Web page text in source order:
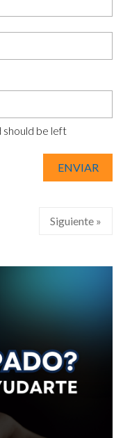
should be left
Siguiente »